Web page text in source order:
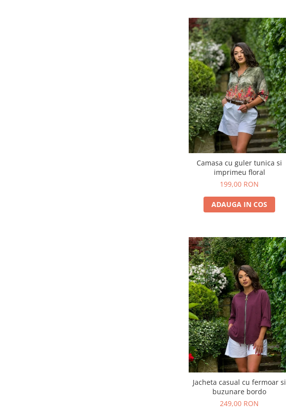
Camasa cu guler tunica si
imprimeu floral
199,00 RON
ADAUGA IN COS
Jacheta casual cu fermoar si
buzunare bordo
249,00 RON